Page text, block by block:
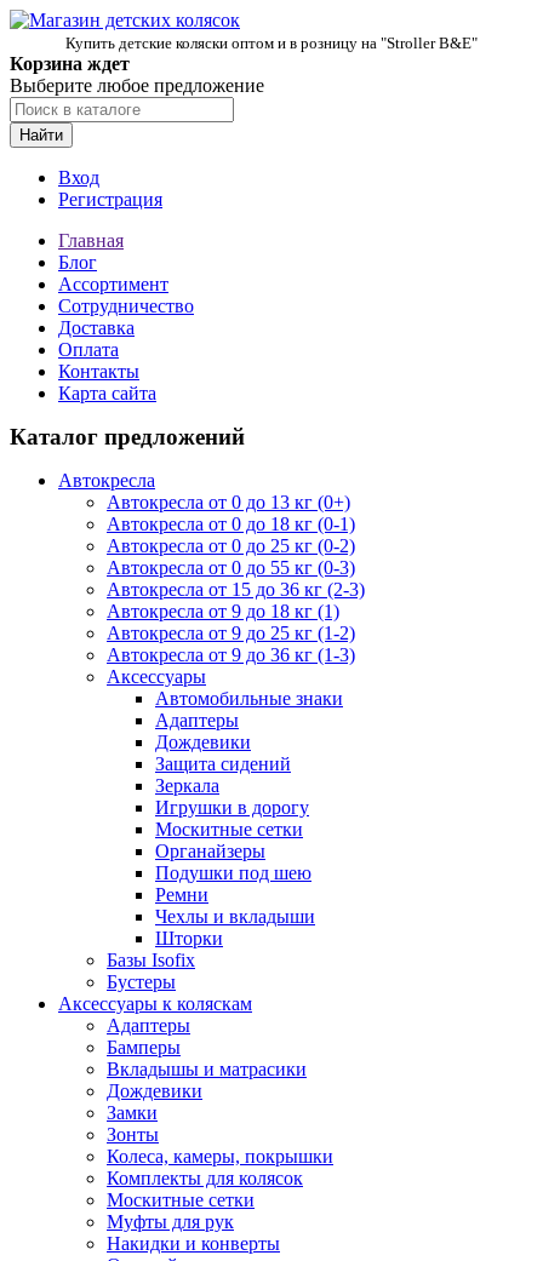
Купить детские коляски оптом и в розницу на "Stroller B&E"
Корзина ждет
Выберите любое предложение
Найти
Вход
Регистрация
Главная
Блог
Ассортимент
Сотрудничество
Доставка
Оплата
Контакты
Карта сайта
Каталог предложений
Автокресла
Автокресла от 0 до 13 кг (0+)
Автокресла от 0 до 18 кг (0-1)
Автокресла от 0 до 25 кг (0-2)
Автокресла от 0 до 55 кг (0-3)
Автокресла от 15 до 36 кг (2-3)
Автокресла от 9 до 18 кг (1)
Автокресла от 9 до 25 кг (1-2)
Автокресла от 9 до 36 кг (1-3)
Аксессуары
Автомобильные знаки
Адаптеры
Дождевики
Защита сидений
Зеркала
Игрушки в дорогу
Москитные сетки
Органайзеры
Подушки под шею
Ремни
Чехлы и вкладыши
Шторки
Базы Isofix
Бустеры
Аксессуары к коляскам
Адаптеры
Бамперы
Вкладышы и матрасики
Дождевики
Замки
Зонты
Колеса, камеры, покрышки
Комплекты для колясок
Москитные сетки
Муфты для рук
Накидки и конверты